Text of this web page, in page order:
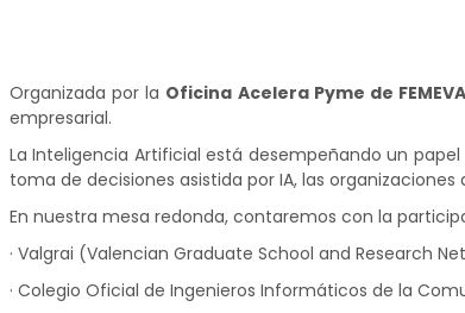
Organizada por la Oficina Acelera Pyme de
empresarial.
La Inteligencia Artificial está desempeñando un
toma de decisiones asistida por IA, las
En nuestra mesa redonda, contaremos con la
· Valgrai (Valencian Graduate School and Research
· Colegio Oficial de Ingenieros Informáticos de la